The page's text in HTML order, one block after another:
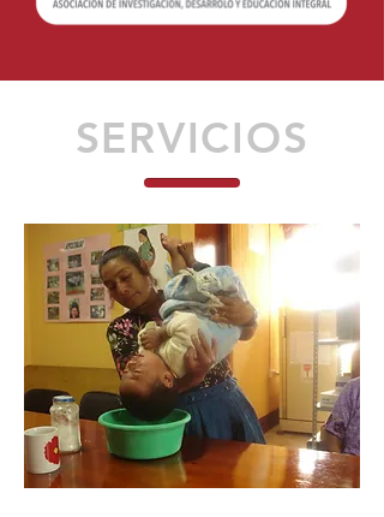
SERVICIOS